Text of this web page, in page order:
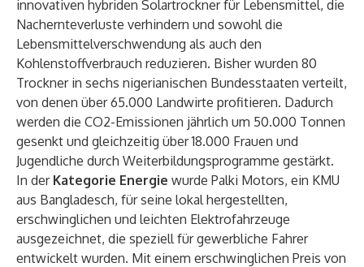
innovativen hybriden Solartrockner für Lebensmittel, die
Nachernteverluste verhindern und sowohl die
Lebensmittelverschwendung als auch den
Kohlenstoffverbrauch reduzieren. Bisher wurden 80
Trockner in sechs nigerianischen Bundesstaaten verteilt,
von denen über 65.000 Landwirte profitieren. Dadurch
werden die CO2-Emissionen jährlich um 50.000 Tonnen
gesenkt und gleichzeitig über 18.000 Frauen und
Jugendliche durch Weiterbildungsprogramme gestärkt.
In der Kategorie Energie wurde Palki Motors, ein KMU
aus Bangladesch, für seine lokal hergestellten,
erschwinglichen und leichten Elektrofahrzeuge
ausgezeichnet, die speziell für gewerbliche Fahrer
entwickelt wurden. Mit einem erschwinglichen Preis von